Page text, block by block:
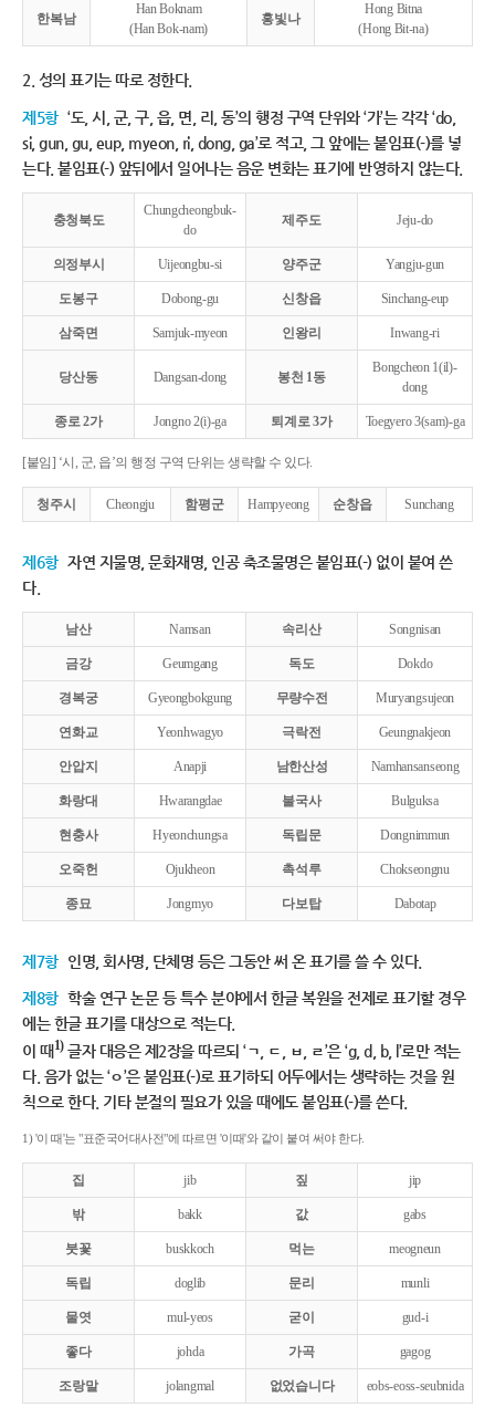
한복남
Han Boknam
(Han Bok-nam)
홍빛나
Hong Bitna
(Hong Bit-na)
2. 성의 표기는 따로 정한다.
제5항 ‘도, 시, 군, 구, 읍, 면, 리, 동’의 행정 구역 단위와 ‘가’는 각각 ‘do,
si, gun, gu, eup, myeon, ri, dong, ga’로 적고, 그 앞에는 붙임표(-)를 넣
는다. 붙임표(-) 앞뒤에서 일어나는 음운 변화는 표기에 반영하지 않는다.
충청북도
Chungcheongbuk-
do
제주도 Jeju-do
의정부시 Uijeongbu-si 양주군 Yangju-gun
도봉구 Dobong-gu 신창읍 Sinchang-eup
삼죽면 Samjuk-myeon 인왕리 Inwang-ri
당산동 Dangsan-dong 봉천 1동
Bongcheon 1(il)-
dong
종로 2가 Jongno 2(i)-ga 퇴계로 3가 Toegyero 3(sam)-ga
[붙임] ‘시, 군, 읍’의 행정 구역 단위는 생략할 수 있다.
청주시 Cheongju 함평군 Hampyeong 순창읍 Sunchang
제6항 자연 지물명, 문화재명, 인공 축조물명은 붙임표(-) 없이 붙여 쓴
다.
남산 Namsan 속리산 Songnisan
금강 Geumgang 독도 Dokdo
경복궁 Gyeongbokgung 무량수전 Muryangsujeon
연화교 Yeonhwagyo 극락전 Geungnakjeon
안압지 Anapji 남한산성 Namhansanseong
화랑대 Hwarangdae 불국사 Bulguksa
현충사 Hyeonchungsa 독립문 Dongnimmun
오죽헌 Ojukheon 촉석루 Chokseongnu
종묘 Jongmyo 다보탑 Dabotap
제7항 인명, 회사명, 단체명 등은 그동안 써 온 표기를 쓸 수 있다.
제8항 학술 연구 논문 등 특수 분야에서 한글 복원을 전제로 표기할 경우
에는 한글 표기를 대상으로 적는다.
이 때1)글자 대응은 제2장을 따르되 ‘ㄱ, ㄷ, ㅂ, ㄹ’은 ‘g, d, b, l’로만 적는
다. 음가 없는 ‘ㅇ’은 붙임표(-)로 표기하되 어두에서는 생략하는 것을 원
칙으로 한다. 기타 분절의 필요가 있을 때에도 붙임표(-)를 쓴다.
1) '이 때'는 "표준국어대사전"에 따르면 '이때'와 같이 붙여 써야 한다.
집 jib 짚 jip
밖 bakk 값 gabs
붓꽃 buskkoch 먹는 meogneun
독립 doglib 문리 munli
물엿 mul-yeos 굳이 gud-i
좋다 johda 가곡 gagog
조랑말 jolangmal 없었습니다 eobs-eoss-seubnida